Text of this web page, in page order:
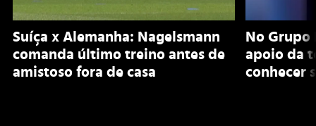
Suíça x Alemanha: Nagelsmann
comanda último treino antes de
amistoso fora de casa
No Grupo
apoio da
conhecer